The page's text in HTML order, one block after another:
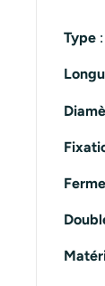
Type